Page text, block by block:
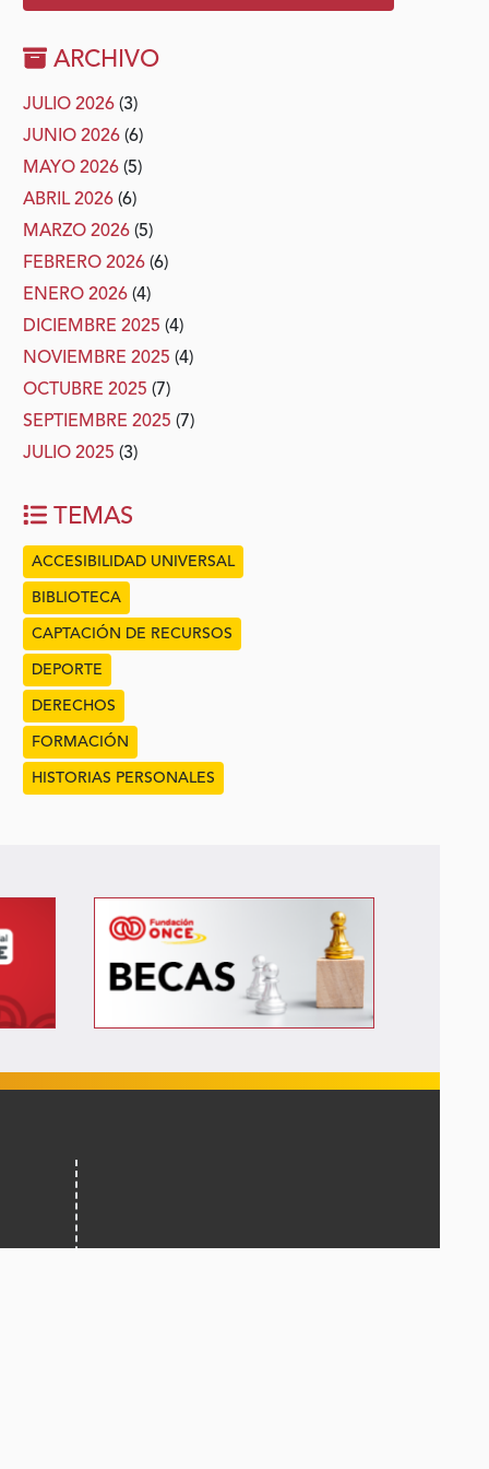
ARCHIVO
JULIO 2026 (3)
JUNIO 2026 (6)
MAYO 2026 (5)
ABRIL 2026 (6)
MARZO 2026 (5)
FEBRERO 2026 (6)
ENERO 2026 (4)
DICIEMBRE 2025 (4)
NOVIEMBRE 2025 (4)
OCTUBRE 2025 (7)
SEPTIEMBRE 2025 (7)
JULIO 2025 (3)
TEMAS
ACCESIBILIDAD UNIVERSAL
BIBLIOTECA
CAPTACIÓN DE RECURSOS
DEPORTE
DERECHOS
FORMACIÓN
HISTORIAS PERSONALES